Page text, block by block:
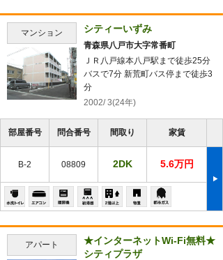
マンション シティーいずみ
青森県八戸市大字常番町
ＪＲ八戸線本八戸駅まで徒歩25分
バスで7分 新荒町バス停まで徒歩3
分
2002/ 3(24年)
部屋番号 問合番号 間取り 家賃
B-2 08809 2DK 5.6万円
アパート
★インターネットWi-Fi無料★
シティプラザ